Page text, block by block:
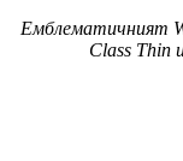
Емблематичният
Class Thin